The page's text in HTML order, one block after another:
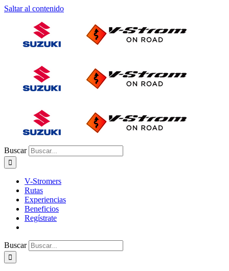
Saltar al contenido
Buscar
V-Stromers
Rutas
Experiencias
Beneficios
Regístrate
Buscar